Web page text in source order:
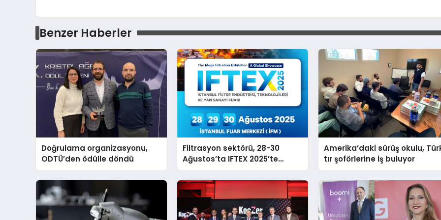
Benzer Haberler
Doğrulama organizasyonu,
ODTÜ’den ödülle döndü
Filtrasyon sektörü, 28-30
Ağustos’ta IFTEX 2025’te
buluşacak
Amerika’daki sürüş okulu,
tır şoförlerine iş buluyor